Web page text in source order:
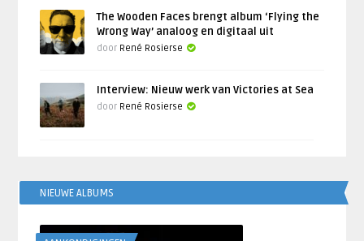
The Wooden Faces brengt album ‘Flying the
Wrong Way’ analoog en digitaal uit
door René Rosierse
Interview: Nieuw werk van Victories at Sea
door René Rosierse
NIEUWE ALBUMS